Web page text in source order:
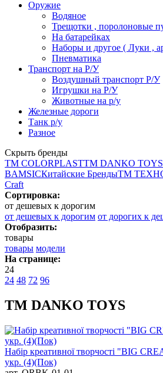
Оружие
Водяное
Трещотки , поролоновые
На батарейках
Наборы и другое ( Луки ,
Пневматика
Транспорт на Р/У
Воздушный транспорт Р/У
Игрушки на Р/У
Животные на р/у
Железные дороги
Танк р/у
Разное
Скрыть бренды
ТМ COLORPLASTТМ DANKO TOYS
BAMSICКитайские БрендыТМ
Craft
Сортировка:
от дешевых к дорогим
от дешевых к дорогим от дорогих к
Отобразить:
товары
товары модели
На странице:
24
24 48 72 96
ТМ DANKO TOYS
Набір креативної творчості "BIG
укр. (4)(Пок)